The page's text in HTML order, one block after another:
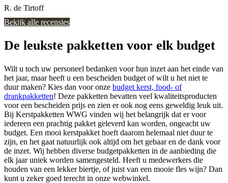
R. de Tirtoff
Bekijk alle recensies
De leukste pakketten voor elk budget
Wilt u toch uw personeel bedanken voor hun inzet aan het einde van
het jaar, maar heeft u een bescheiden budget of wilt u het niet te
duur maken? Kies dan voor onze budget kerst, food- of
drankpakketten! Deze pakketten bevatten veel kwaliteitsproducten
voor een bescheiden prijs en zien er ook nog eens geweldig leuk uit.
Bij Kerstpakketten WWG vinden wij het belangrijk dat er voor
iedereen een prachtig pakket geleverd kan worden, ongeacht uw
budget. Een mooi kerstpakket hoeft daarom helemaal niet duur te
zijn, en het gaat natuurlijk ook altijd om het gebaar en de dank voor
de inzet. Wij hebben diverse budgetpakketten in de aanbieding die
elk jaar uniek worden samengesteld. Heeft u medewerkers die
houden van een lekker biertje, of juist van een mooie fles wijn? Dan
kunt u zeker goed terecht in onze webwinkel.